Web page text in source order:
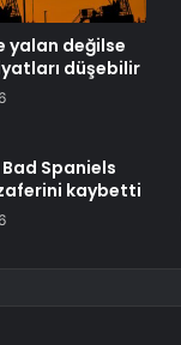
yalan değilse
düşebilir
Spaniels
kaybetti